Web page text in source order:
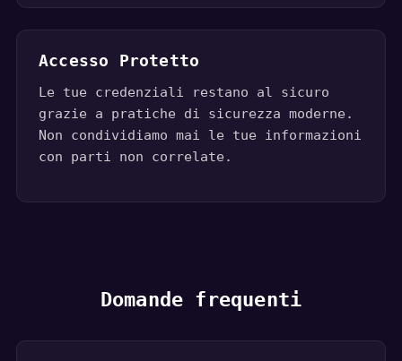
Accesso Protetto
Le tue credenziali restano al sicuro
grazie a pratiche di sicurezza moderne.
Non condividiamo mai le tue informazioni
con parti non correlate.
Domande frequenti